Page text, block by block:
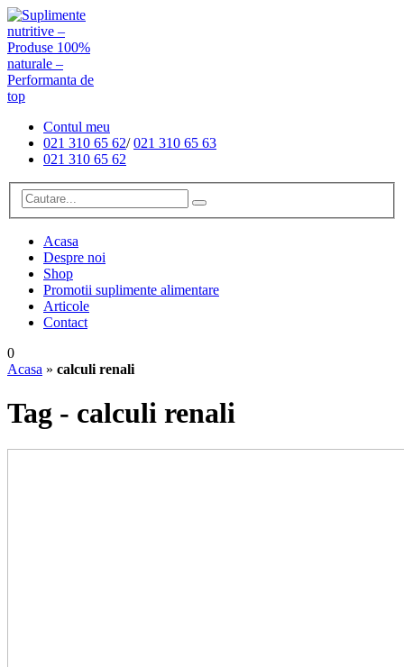
Contul meu
021 310 65 62/021 310 65 63
021 310 65 62
Acasa
Despre noi
Shop
Promotii suplimente alimentare
Articole
Contact
0
Acasa » calculi renali
Tag - calculi renali